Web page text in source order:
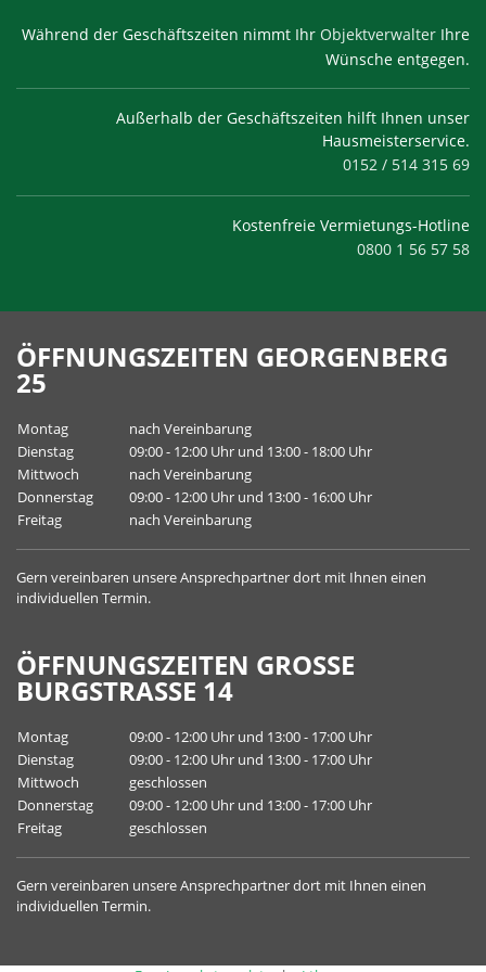
Während der Geschäftszeiten nimmt Ihr Objektverwalter Ihre
Wünsche entgegen.
Außerhalb der Geschäftszeiten hilft Ihnen unser
Hausmeisterservice.
0152 / 514 315 69
Kostenfreie Vermietungs-Hotline
0800 1 56 57 58
ÖFFNUNGSZEITEN GEORGENBERG
25
Montag
nach Vereinbarung
Dienstag
09:00 - 12:00 Uhr und 13:00 - 18:00 Uhr
Mittwoch
nach Vereinbarung
Donnerstag
09:00 - 12:00 Uhr und 13:00 - 16:00 Uhr
Freitag
nach Vereinbarung
Gern vereinbaren unsereAnsprechpartnerdort mit Ihnen einen
individuellen Termin.
ÖFFNUNGSZEITEN GROSSE B
URGSTRASSE 14
Montag
09:00 - 12:00 Uhr und 13:00 - 17:00 Uhr
Dienstag
09:00 - 12:00 Uhr und 13:00 - 17:00 Uhr
Mittwoch
geschlossen
Donnerstag
09:00 - 12:00 Uhr und 13:00 - 17:00 Uhr
Freitag
geschlossen
Gern vereinbaren unsereAnsprechpartnerdort mit Ihnen einen
individuellen Termin.